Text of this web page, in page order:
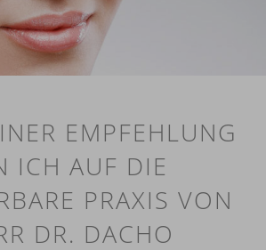
EMPFEHLUNG
ICH AUF DIE
PRAXIS VON
DR. DACHO